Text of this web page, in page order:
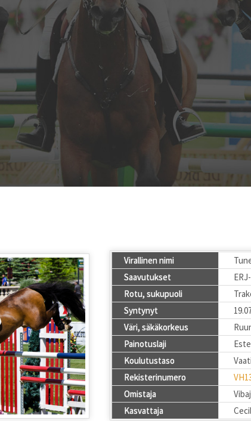
Virallinen nimi
Saavutukset
Rotu, sukupuoli
Syntynyt
Väri, säkäkorkeus
Painotuslaji
Koulutustaso
Rekisterinumero
Omistaja
Kasvattaja